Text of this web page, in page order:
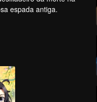
espada antiga.